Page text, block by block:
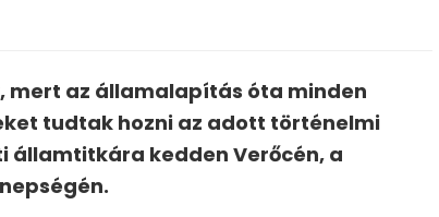
az államalapítás óta minden
tudtak hozni az adott történelmi
államtitkára kedden Verőcén, a